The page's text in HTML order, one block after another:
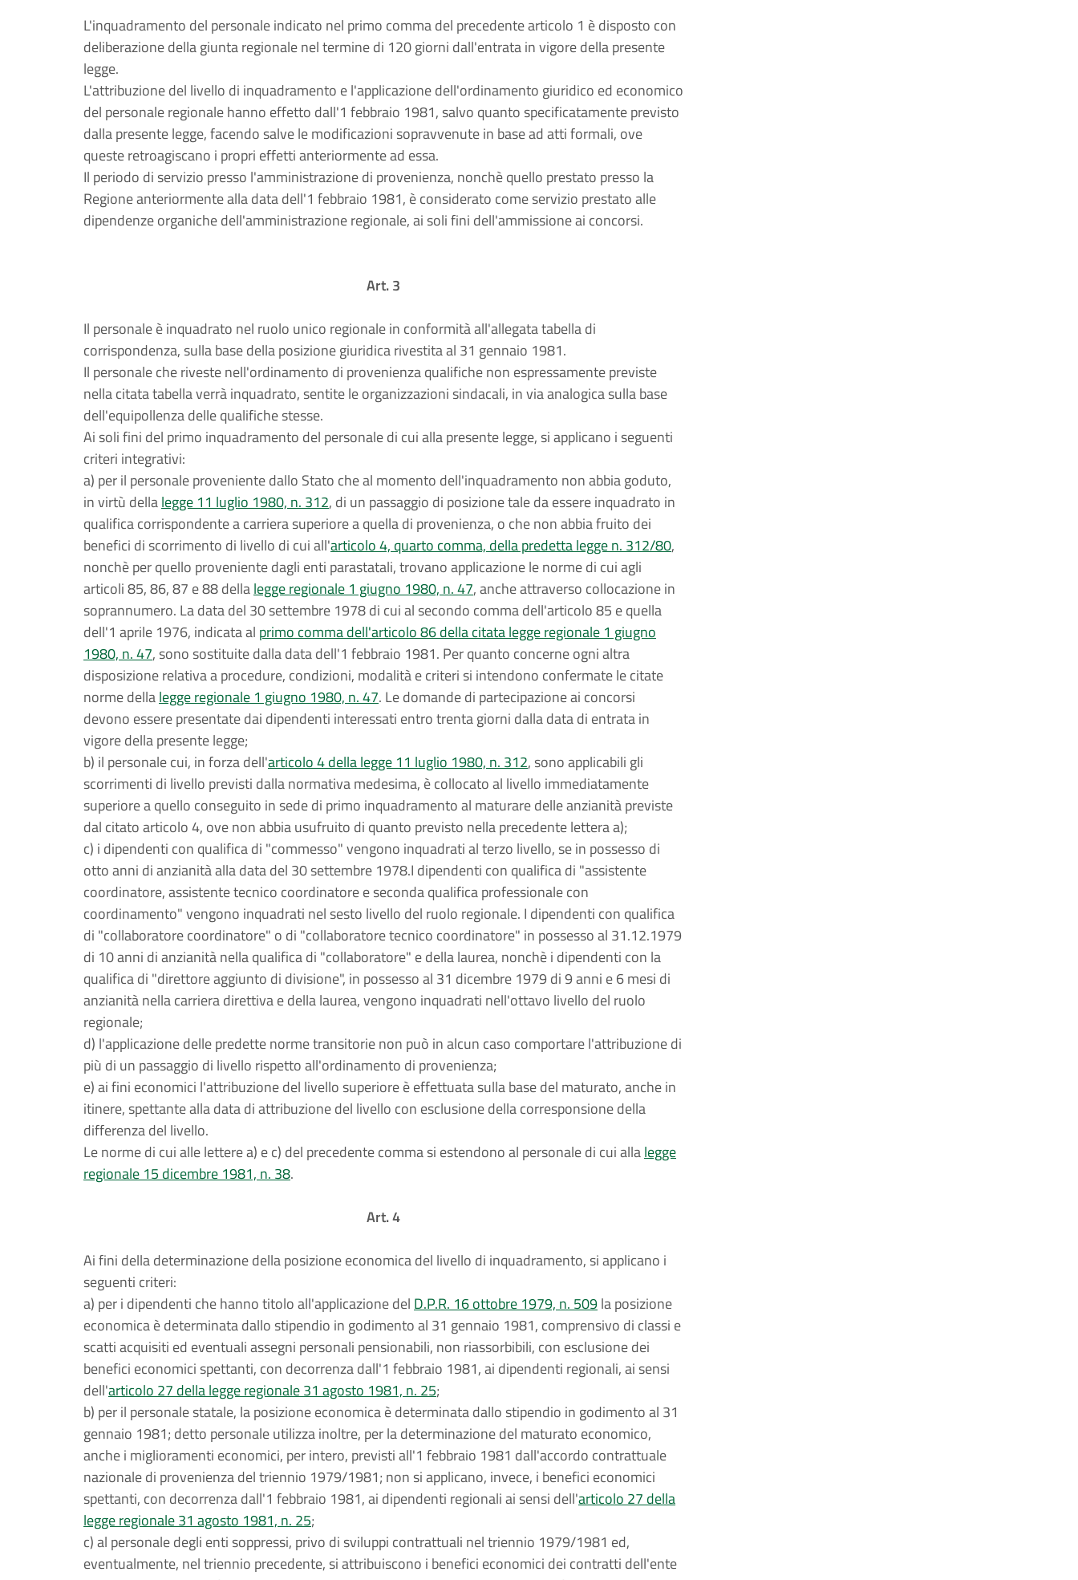
L'inquadramento del personale indicato nel primo comma del precedente articolo 1 è disposto con
deliberazione della giunta regionale nel termine di 120 giorni dall'entrata in vigore della presente
legge.
L'attribuzione del livello di inquadramento e l'applicazione dell'ordinamento giuridico ed economico
del personale regionale hanno effetto dall'1 febbraio 1981, salvo quanto specificatamente previsto
dalla presente legge, facendo salve le modificazioni sopravvenute in base ad atti formali, ove
queste retroagiscano i propri effetti anteriormente ad essa.
Il periodo di servizio presso l'amministrazione di provenienza, nonchè quello prestato presso la
Regione anteriormente alla data dell'1 febbraio 1981, è considerato come servizio prestato alle
dipendenze organiche dell'amministrazione regionale, ai soli fini dell'ammissione ai concorsi.
Art. 3
Il personale è inquadrato nel ruolo unico regionale in conformità all'allegata tabella di
corrispondenza, sulla base della posizione giuridica rivestita al 31 gennaio 1981.
Il personale che riveste nell'ordinamento di provenienza qualifiche non espressamente previste
nella citata tabella verrà inquadrato, sentite le organizzazioni sindacali, in via analogica sulla base
dell'equipollenza delle qualifiche stesse.
Ai soli fini del primo inquadramento del personale di cui alla presente legge, si applicano i seguenti
criteri integrativi:
a) per il personale proveniente dallo Stato che al momento dell'inquadramento non abbia goduto,
in virtù dellalegge 11 luglio 1980, n. 312, di un passaggio di posizione tale da essere inquadrato in
qualifica corrispondente a carriera superiore a quella di provenienza, o che non abbia fruito dei
benefici di scorrimento di livello di cui all'articolo 4, quarto comma, della predetta legge n. 312/80,
nonchè per quello proveniente dagli enti parastatali, trovano applicazione le norme di cui agli
articoli 85, 86, 87 e 88 dellalegge regionale 1 giugno 1980, n. 47, anche attraverso collocazione in
soprannumero. La data del 30 settembre 1978 di cui al secondo comma dell'articolo 85 e quella
dell'1 aprile 1976, indicata al primo comma dell'articolo 86 della citata legge regionale 1 giugno
1980, n. 47, sono sostituite dalla data dell'1 febbraio 1981. Per quanto concerne ogni altra
disposizione relativa a procedure, condizioni, modalità e criteri si intendono confermate le citate
norme dellalegge regionale 1 giugno 1980, n. 47. Le domande di partecipazione ai concorsi
devono essere presentate dai dipendenti interessati entro trenta giorni dalla data di entrata in
vigore della presente legge;
b) il personale cui, in forza dell'articolo 4 della legge 11 luglio 1980, n. 312, sono applicabili gli
scorrimenti di livello previsti dalla normativa medesima, è collocato al livello immediatamente
superiore a quello conseguito in sede di primo inquadramento al maturare delle anzianità previste
dal citato articolo 4, ove non abbia usufruito di quanto previsto nella precedente lettera a);
c) i dipendenti con qualifica di "commesso" vengono inquadrati al terzo livello, se in possesso di
otto anni di anzianità alla data del 30 settembre 1978.I dipendenti con qualifica di "assistente
coordinatore, assistente tecnico coordinatore e seconda qualifica professionale con
coordinamento" vengono inquadrati nel sesto livello del ruolo regionale. I dipendenti con qualifica
di "collaboratore coordinatore" o di "collaboratore tecnico coordinatore" in possesso al 31.12.1979
di 10 anni di anzianità nella qualifica di "collaboratore" e della laurea, nonchè i dipendenti con la
qualifica di "direttore aggiunto di divisione", in possesso al 31 dicembre 1979 di 9 anni e 6 mesi di
anzianità nella carriera direttiva e della laurea, vengono inquadrati nell'ottavo livello del ruolo
regionale;
d) l'applicazione delle predette norme transitorie non può in alcun caso comportare l'attribuzione di
più di un passaggio di livello rispetto all'ordinamento di provenienza;
e) ai fini economici l'attribuzione del livello superiore è effettuata sulla base del maturato, anche in
itinere, spettante alla data di attribuzione del livello con esclusione della corresponsione della
differenza del livello.
Le norme di cui alle lettere a) e c) del precedente comma si estendono al personale di cui allalegge
regionale 15 dicembre 1981, n. 38.
Art. 4
Ai fini della determinazione della posizione economica del livello di inquadramento, si applicano i
seguenti criteri:
a) per i dipendenti che hanno titolo all'applicazione del D.P.R. 16 ottobre 1979, n. 509la posizione
economica è determinata dallo stipendio in godimento al 31 gennaio 1981, comprensivo di classi e
scatti acquisiti ed eventuali assegni personali pensionabili, non riassorbibili, con esclusione dei
benefici economici spettanti, con decorrenza dall'1 febbraio 1981, ai dipendenti regionali, ai sensi
dell'articolo 27 della legge regionale 31 agosto 1981, n. 25;
b) per il personale statale, la posizione economica è determinata dallo stipendio in godimento al 31
gennaio 1981; detto personale utilizza inoltre, per la determinazione del maturato economico,
anche i miglioramenti economici, per intero, previsti all'1 febbraio 1981 dall'accordo contrattuale
nazionale di provenienza del triennio 1979/1981; non si applicano, invece, i benefici economici
spettanti, con decorrenza dall'1 febbraio 1981, ai dipendenti regionali ai sensi dell'articolo 27 della
legge regionale 31 agosto 1981, n. 25;
c) al personale degli enti soppressi, privo di sviluppi contrattuali nel triennio 1979/1981 ed,
eventualmente, nel triennio precedente, si attribuiscono i benefici economici dei contratti dell'ente